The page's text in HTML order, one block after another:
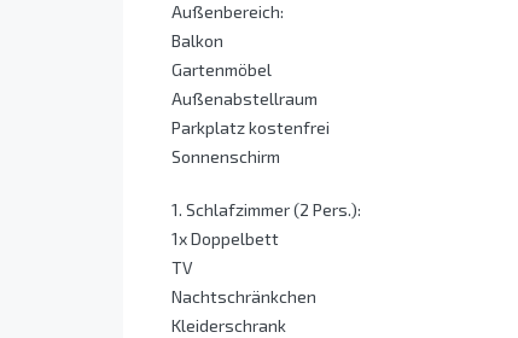
Außenbereich:
Balkon
Gartenmöbel
Außenabstellraum
Parkplatz kostenfrei
Sonnenschirm
1. Schlafzimmer (2 Pers.):
1x Doppelbett
TV
Nachtschränkchen
Kleiderschrank